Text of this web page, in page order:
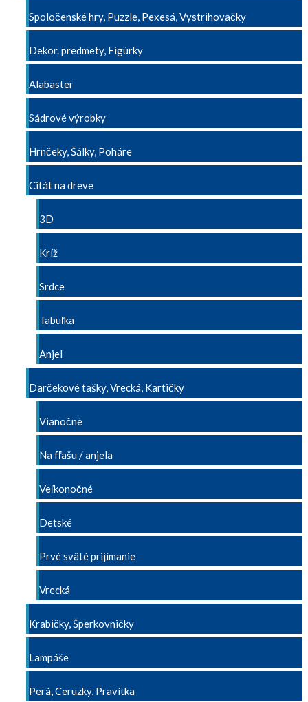
Spoločenské hry, Puzzle, Pexesá, Vystrihovačky
Dekor. predmety, Figúrky
Alabaster
Sádrové výrobky
Hrnčeky, Šálky, Poháre
Citát na dreve
3D
Kríž
Srdce
Tabuľka
Anjel
Darčekové tašky, Vrecká, Kartičky
Vianočné
Na fľašu / anjela
Veľkonočné
Detské
Prvé sväté prijímanie
Vrecká
Krabičky, Šperkovničky
Lampáše
Perá, Ceruzky, Pravítka